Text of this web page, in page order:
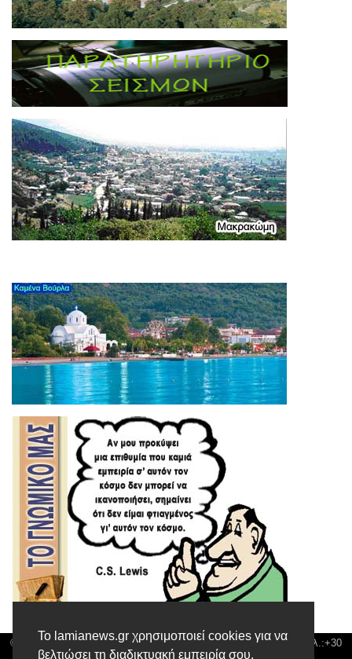
Το lamianews.gr χρησιμοποιεί cookies για να
βελτιώσει τη διαδικτυακή εμπειρία σου.
© Lamia News | Διεύθυνση: Καποδιστρίου 3 ΤΚ-35132 ΛΑΜΙΑ | Τηλ.:+30